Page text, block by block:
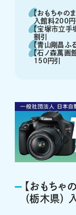
【おもちゃの
入館料200円
【宝塚市立手
割引
【青山剛昌ふ
【石ノ森萬画
150円引
【おもちゃ
（栃木県）